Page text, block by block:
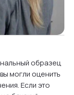
образец
могли оценить
Если это